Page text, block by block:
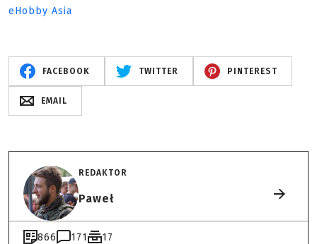
eHobby Asia
FACEBOOK TWITTER PINTEREST
EMAIL
REDAKTOR
Paweł
866 171 17